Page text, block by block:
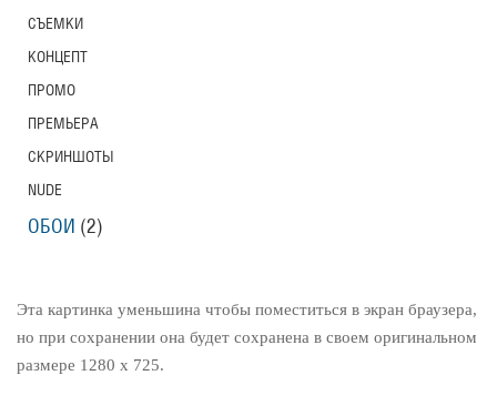
Эта картинка уменьшина чтобы поместиться в экран браузера,
но при сохранении она будет сохранена в своем оригинальном
размере 1280 x 725.
СЪЕМКИ
КОНЦЕПТ
ПРОМО
ПРЕМЬЕРА
СКРИНШОТЫ
NUDE
ОБОИ (2)